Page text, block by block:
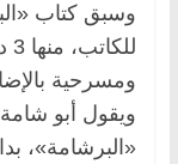
وسبق كتاب
ومسرحية
ويقول أبو
«البرشامة»،